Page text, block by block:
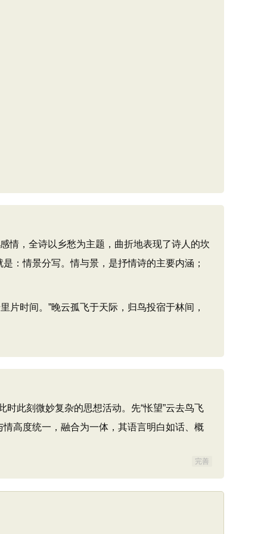
，全诗以乡愁为主题，曲折地表现了诗人的坎
：情景分写。情与景，是抒情诗的主要内涵；
时间。”晚云孤飞于天际，归鸟投宿于林间，
此刻微妙复杂的思想活动。先“怅望”云去鸟飞
高度统一，融合为一体，其语言明白如话、概
完善